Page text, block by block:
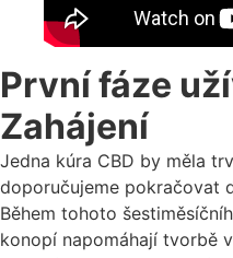
První fáze
Zahájení
Jedna kúra CBD by měla
doporučujeme pokračovat
Během tohoto
konopí napomáhají tvorbě